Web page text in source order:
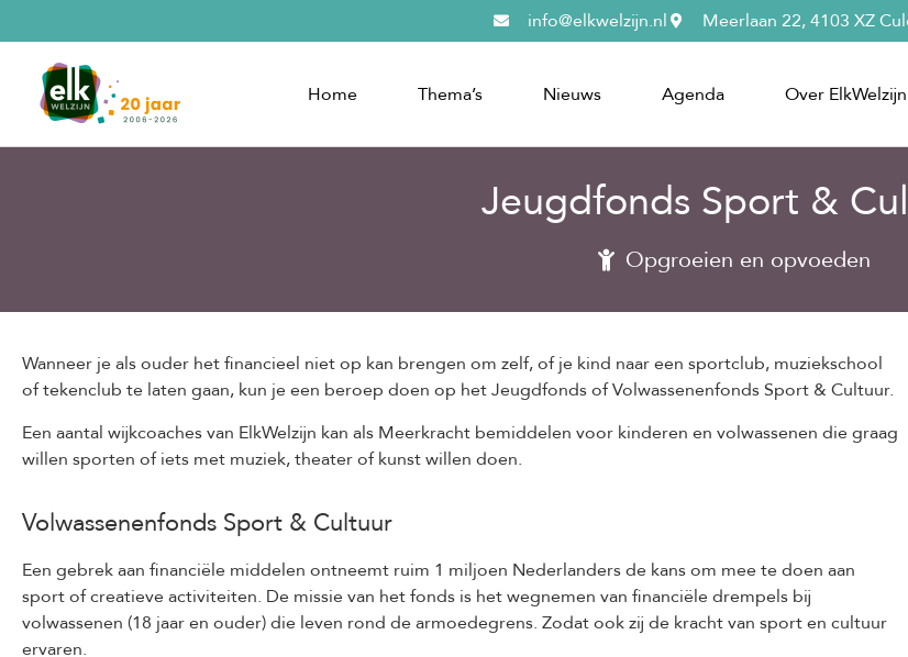
info@elkwelzijn.nl Meerlaan 22, 4103 XZ
Home Thema’s Nieuws Agenda Over ElkWelzijn
Jeugdfonds Sport &
Opgroeien en opvoeden
Wanneer je als ouder het financieel niet op kan brengen om zelf, of je kind naar een sportclub, muziekschool
of tekenclub te laten gaan, kun je een beroep doen op het Jeugdfonds of Volwassenenfonds Sport & Cultuur.
Een aantal wijkcoaches van ElkWelzijn kan als Meerkracht bemiddelen voor kinderen en volwassenen die graag
willen sporten of iets met muziek, theater of kunst willen doen.
Volwassenenfonds Sport & Cultuur
Een gebrek aan financiële middelen ontneemt ruim 1 miljoen Nederlanders de kans om mee te doen aan
sport of creatieve activiteiten. De missie van het fonds is het wegnemen van financiële drempels bij
volwassenen (18 jaar en ouder) die leven rond de armoedegrens. Zodat ook zij de kracht van sport en cultuur
ervaren.